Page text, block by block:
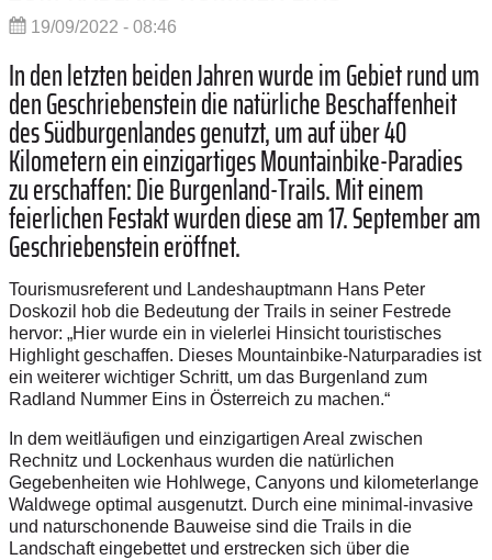
19/09/2022 - 08:46
In den letzten beiden Jahren wurde im Gebiet rund um
den Geschriebenstein die natürliche Beschaffenheit
des Südburgenlandes genutzt, um auf über 40
Kilometern ein einzigartiges Mountainbike-Paradies
zu erschaffen: Die Burgenland-Trails. Mit einem
feierlichen Festakt wurden diese am 17. September am
Geschriebenstein eröffnet.
Tourismusreferent und Landeshauptmann Hans Peter
Doskozil hob die Bedeutung der Trails in seiner Festrede
hervor: „Hier wurde ein in vielerlei Hinsicht touristisches
Highlight geschaffen. Dieses Mountainbike-Naturparadies ist
ein weiterer wichtiger Schritt, um das Burgenland zum
Radland Nummer Eins in Österreich zu machen.“
In dem weitläufigen und einzigartigen Areal zwischen
Rechnitz und Lockenhaus wurden die natürlichen
Gegebenheiten wie Hohlwege, Canyons und kilometerlange
Waldwege optimal ausgenutzt. Durch eine minimal-invasive
und naturschonende Bauweise sind die Trails in die
Landschaft eingebettet und erstrecken sich über die